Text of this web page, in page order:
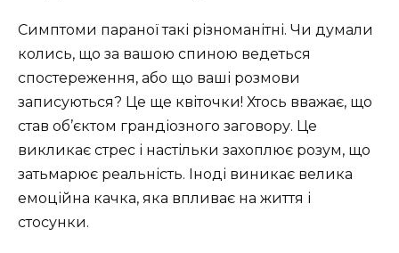
Симптоми параної такі різноманітні. Чи думали
колись, що за вашою спиною ведеться
спостереження, або що ваші розмови
записуються? Це ще квіточки! Хтось вважає, що
став об’єктом грандіозного заговору. Це
викликає стрес і настільки захоплює розум, що
затьмарює реальність. Іноді виникає велика
емоційна качка, яка впливає на життя і
стосунки.